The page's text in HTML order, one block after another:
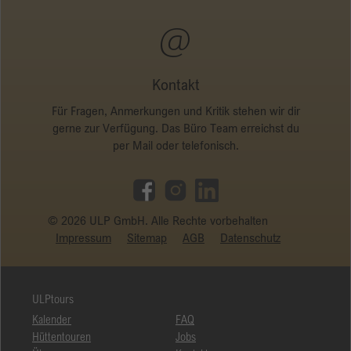
Kontakt
Für Fragen, Anmerkungen und Kritik stehen wir dir
gerne zur Verfügung. Das Büro Team erreichst du
per Mail oder telefonisch.
© 2026 ULP GmbH. Alle Rechte vorbehalten
Impressum
Sitemap AGB Datenschutz
ULPtours
Kalender
Hüttentouren
FAQ
Jobs